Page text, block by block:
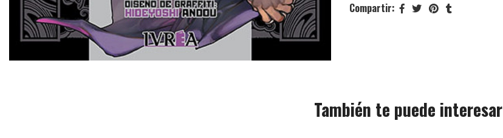
Compartir:
También te puede interesar